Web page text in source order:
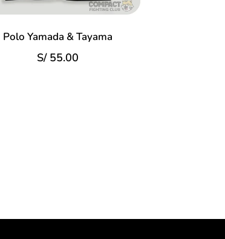
Polo Yamada & Tayama
S/55.00